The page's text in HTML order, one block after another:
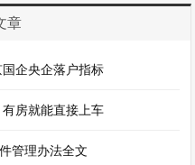
章
企央企落户指标
房就能直接上车
管理办法全文